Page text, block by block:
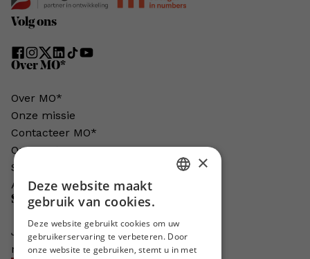
Volg ons
Over MO*
Over MO*
Onze missie
Contacteer MO*
Onze auteurs
Schrijven voor MO*?
Adverteren in MO*
Steun MO*
Je helpt ons groeien. MO* bestaat
niet zonder jouw steun!
ENGLISH
×
Deze website maakt
gebruik van cookies.
Deze website gebruikt cookies om uw
gebruikerservaring te verbeteren. Door
onze website te gebruiken, stemt u in met